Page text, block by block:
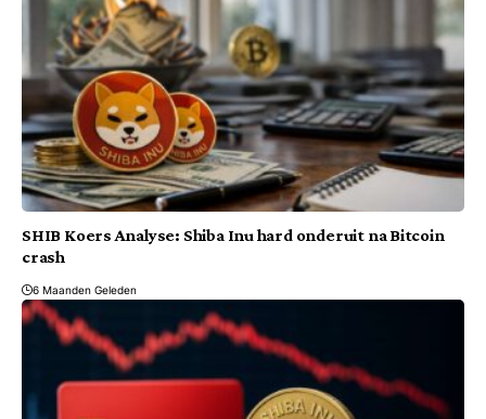
SHIB Koers Analyse: Shiba Inu hard onderuit na Bitcoin
crash
6 Maanden Geleden